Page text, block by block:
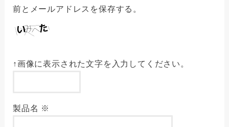
前とメールアドレスを保存する。
↑画像に表示された文字を入力してください。
製品名 ※